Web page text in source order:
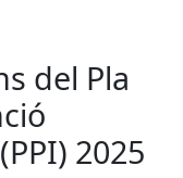
del Pla
2025